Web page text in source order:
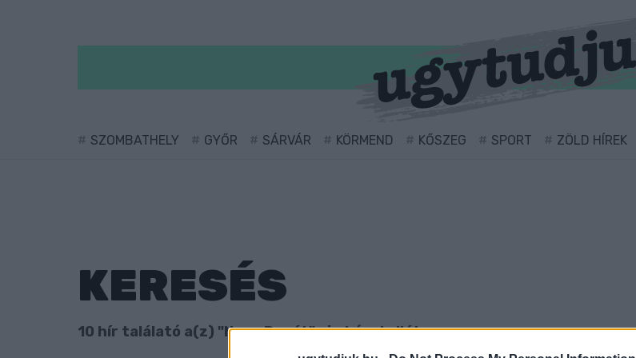
SZOMBATHELY GYŐR SÁRVÁR KÖRMEND KŐSZEG SPORT ZÖLD HÍREK
KERESÉS
10 hír találató a(z) "Nagy Donát" cimkével ellátva.